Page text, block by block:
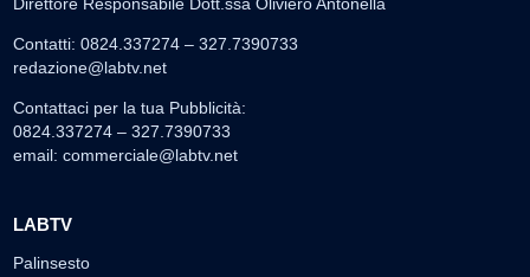
Direttore Responsabile Dott.ssa Oliviero Antonella
Contatti: 0824.337274 – 327.7390733
redazione@labtv.net
Contattaci per la tua Pubblicità:
0824.337274 – 327.7390733
email: commerciale@labtv.net
LABTV
Palinsesto